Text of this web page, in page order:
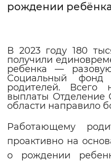
Монохромный
Включены
рождении ребёнка
В 2023 году 180
получили
ребенка —
Социальный фонд
родителей. Всего
выплаты
области направило
Работающему
проактивно на
о рождении